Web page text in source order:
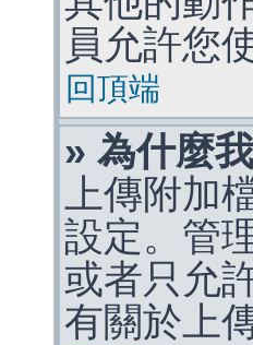
員允許您
回頂端
» 為什麼
上傳附加
設定。管
或者只允
有關於上